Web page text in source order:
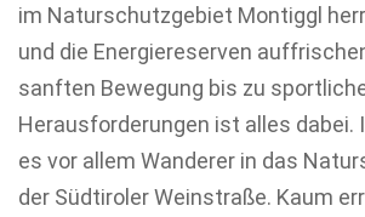
im Naturschutzgebiet Montiggl
und die Energiereserven
sanften Bewegung bis zu
Herausforderungen ist alles dabei.
es vor allem Wanderer in das
der Südtiroler Weinstraße. Kaum